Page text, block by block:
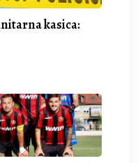
kasica: